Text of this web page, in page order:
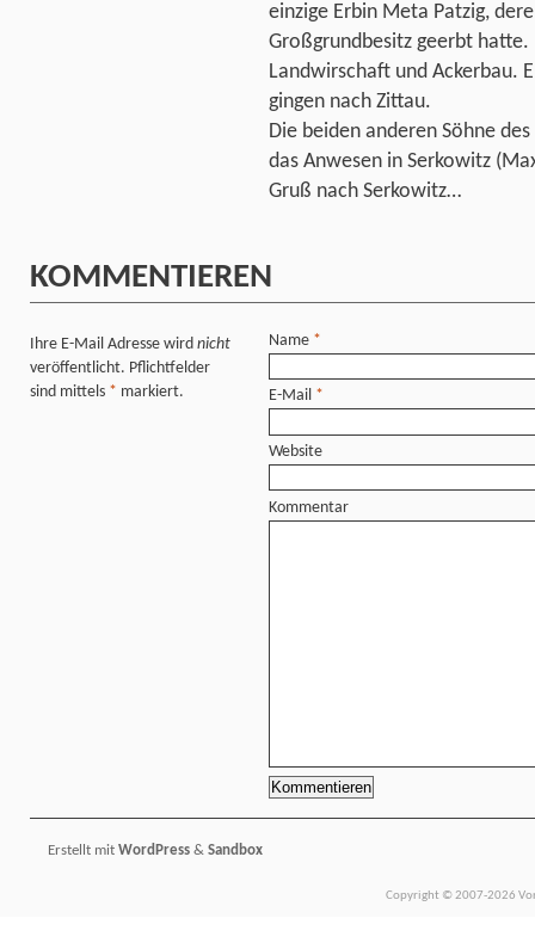
einzige Erbin Meta Patzig,
Großgrundbesitz geerbt
Landwirschaft und Ackerbau.
gingen nach Zittau.
Die beiden anderen Söhne
das Anwesen in Serkowitz
Gruß nach Serkowitz…
KOMMENTIEREN
Ihre E-Mail Adresse wird nicht
veröffentlicht. Pflichtfelder
sind mittels * markiert.
Name *
E-Mail *
Website
Kommentar
Erstellt mit WordPress & Sandbox
Copyright © 2007-2026